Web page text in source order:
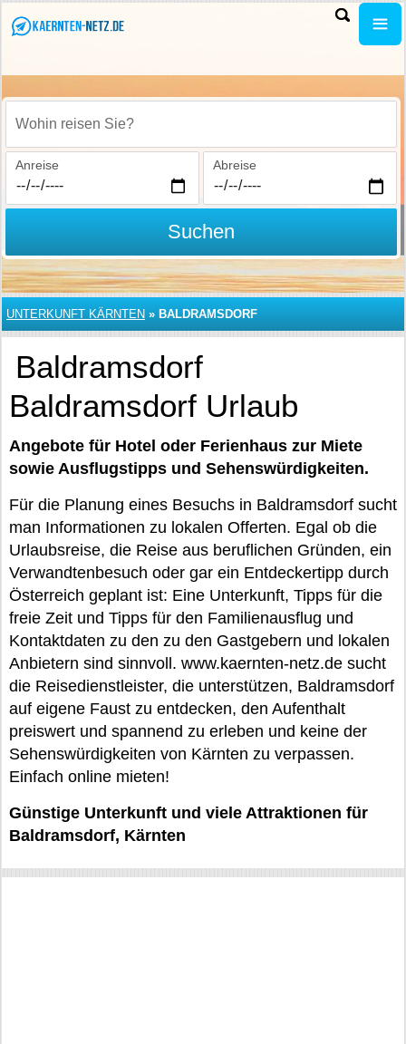
Wohin reisen Sie?
Anreise Abreise
Suchen
UNTERKUNFT KÄRNTEN » BALDRAMSDORF
Baldramsdorf
Baldramsdorf Urlaub
Angebote für Hotel oder Ferienhaus zur Miete
sowie Ausflugstipps und Sehenswürdigkeiten.
Für die Planung eines Besuchs in Baldramsdorf sucht
man Informationen zu lokalen Offerten. Egal ob die
Urlaubsreise, die Reise aus beruflichen Gründen, ein
Verwandtenbesuch oder gar ein Entdeckertipp durch
Österreich geplant ist: Eine Unterkunft, Tipps für die
freie Zeit und Tipps für den Familienausflug und
Kontaktdaten zu den zu den Gastgebern und lokalen
Anbietern sind sinnvoll. www.kaernten-netz.de sucht
die Reisedienstleister, die unterstützen, Baldramsdorf
auf eigene Faust zu entdecken, den Aufenthalt
preiswert und spannend zu erleben und keine der
Sehenswürdigkeiten von Kärnten zu verpassen.
Einfach online mieten!
Günstige Unterkunft und viele Attraktionen für
Baldramsdorf, Kärnten